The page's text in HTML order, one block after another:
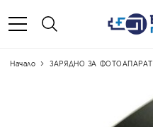
Начало ЗАРЯДНО ЗА ФОТОАПАРАТ